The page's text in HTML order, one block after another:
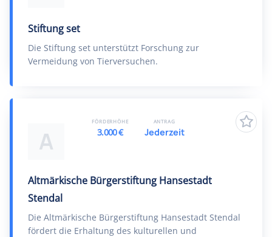
Stiftung set
Die Stiftung set unterstützt Forschung zur
Vermeidung von Tierversuchen.
A
Altmärkische Bürgerstiftung Hansestadt
Stendal
Die Altmärkische Bürgerstiftung Hansestadt Stendal
fördert die Erhaltung des kulturellen und
FÖRDERHÖHE
3.000 €
ANTRAG
Jederzeit